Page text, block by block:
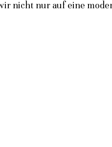
nicht nur auf eine